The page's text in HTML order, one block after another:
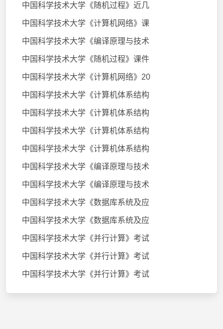
中国科学技术大学《随机过程》近几
中国科学技术大学《计算机网络》课
中国科学技术大学《编译原理与技术
中国科学技术大学《随机过程》课件
中国科学技术大学《计算机网络》20
中国科学技术大学《计算机体系结构
中国科学技术大学《计算机体系结构
中国科学技术大学《计算机体系结构
中国科学技术大学《计算机体系结构
中国科学技术大学《编译原理与技术
中国科学技术大学《编译原理与技术
中国科学技术大学《数据库系统及应
中国科学技术大学《数据库系统及应
中国科学技术大学《并行计算》考试
中国科学技术大学《并行计算》考试
中国科学技术大学《并行计算》考试